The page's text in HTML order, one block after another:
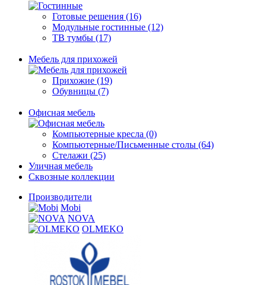
Готовые решения (16)
Модульные гостинные (12)
ТВ тумбы (17)
Мебель для прихожей
Прихожие (19)
Обувницы (7)
Офисная мебель
Компьютерные кресла (0)
Компьютерные/Письменные столы (64)
Стелажи (25)
Уличная мебель
Сквозные коллекции
Производители
Mobi
NOVA
OLMEKO